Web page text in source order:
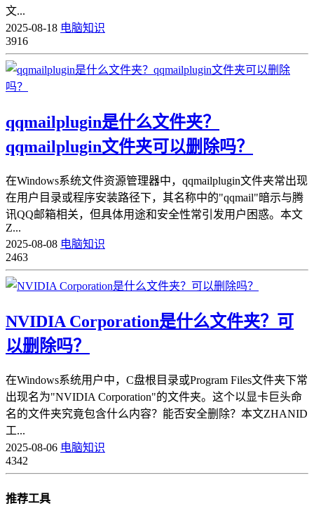
文...
2025-08-18 电脑知识
3916
qqmailplugin是什么文件夹？
qqmailplugin文件夹可以删除吗？
在Windows系统文件资源管理器中，qqmailplugin文件夹常出现
在用户目录或程序安装路径下，其名称中的"qqmail"暗示与腾
讯QQ邮箱相关，但具体用途和安全性常引发用户困惑。本文
Z...
2025-08-08 电脑知识
2463
NVIDIA Corporation是什么文件夹？可
以删除吗？
在Windows系统用户中，C盘根目录或Program Files文件夹下常
出现名为"NVIDIA Corporation"的文件夹。这个以显卡巨头命
名的文件夹究竟包含什么内容？能否安全删除？本文ZHANID
工...
2025-08-06 电脑知识
4342
推荐工具